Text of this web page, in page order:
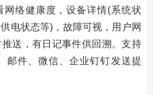
网络健康度，设备详情(系统状
电状态等)，故障可视，用户网
送，有日记事件供回溯。支持
邮件、微信、企业钉钉发送提